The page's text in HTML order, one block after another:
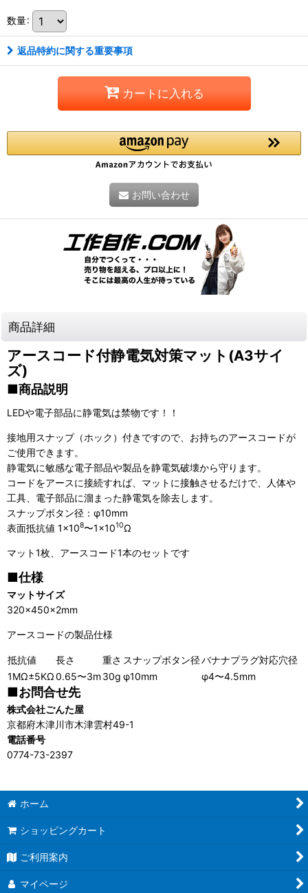
数量:
返品特約に関する重要事項
カートに入れる
お問い合わせ
商品詳細
アースコード付静電気対策マット(A3サイ
ズ)
■商品説明
LEDや電子部品に静電気は禁物です！！
接地用スナップ（ホック）付きですので、お持ちのアースコードが
ご使用できます。
静電気に敏感な電子部品や製品を静電気破壊から守ります。
コードをアースに接続すれば、マットに接触させるだけで、人体や
工具、電子部品に溜まった静電気を除去します。
スナップボタン径：φ10mm
表面抵抗値 1×108〜1×1010Ω
マット1枚、アースコード1本のセットです
■仕様
マットサイズ
320×450×2mm
アースコードの製品仕様
抵抗値 長さ 重さ スナップボタン径バナナプラグ対応穴径
1MΩ±5KΩ0.65〜3m30g φ10mm φ4〜4.5mm
■お問合せ先
株式会社ごんた屋
京都府木津川市木津雲村49-1
電話番号
0774-73-2397
ホーム
ショッピングカート
ご利用案内
マイページ